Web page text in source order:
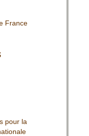
France
pour la